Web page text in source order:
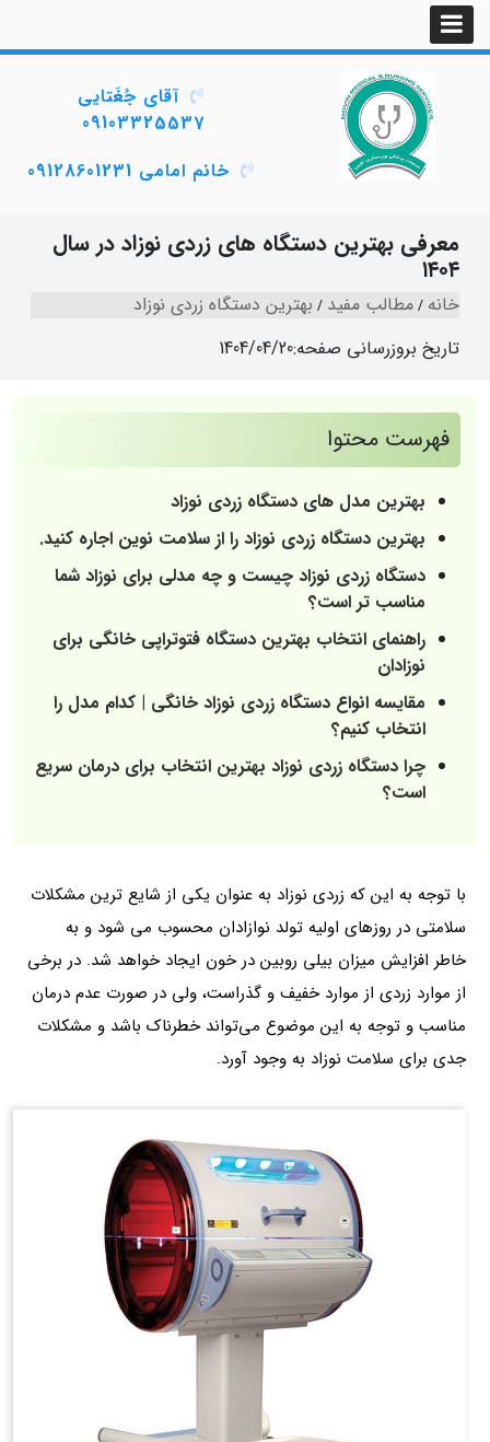
آقای جُغَتایی
09103325537
خانم امامی 09128601231
معرفی بهترین دستگاه‌ های زردی نوزاد در سال
۱۴۰۴
خانه مطالب مفید بهترین دستگاه زردی نوزاد
تاریخ بروزرسانی صفحه:1404/04/20
فهرست محتوا
بهترین مدل های دستگاه‌ زردی نوزاد
بهترین دستگاه زردی نوزاد را از سلامت نوین اجاره کنید.
دستگاه زردی نوزاد چیست و چه مدلی برای نوزاد شما
مناسب‌ تر است؟
راهنمای انتخاب بهترین دستگاه فتوتراپی خانگی برای
نوزادان
مقایسه انواع دستگاه زردی نوزاد خانگی | کدام مدل را
انتخاب کنیم؟
چرا دستگاه زردی نوزاد بهترین انتخاب برای درمان سریع
است؟
با توجه به این که زردی نوزاد به عنوان یکی از شایع‌ ترین مشکلات
سلامتی در روزهای اولیه تولد نوازادان محسوب می شود و به
خاطر افزایش میزان بیلی‌ روبین در خون ایجاد خواهد شد. در برخی
از موارد زردی از موارد خفیف و گذراست، ولی در صورت عدم درمان
مناسب و توجه به این موضوع می‌تواند خطرناک باشد و مشکلات
جدی برای سلامت نوزاد به وجود آورد.